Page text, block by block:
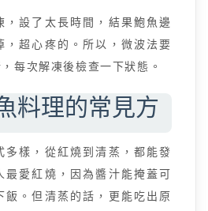
，設了太長時間，結果鮑魚邊
，超心疼的。所以，微波法要
每次解凍後檢查一下狀態。
料理的常見方
多樣，從紅燒到清蒸，都能發
最愛紅燒，因為醬汁能掩蓋可
飯。但清蒸的話，更能吃出原